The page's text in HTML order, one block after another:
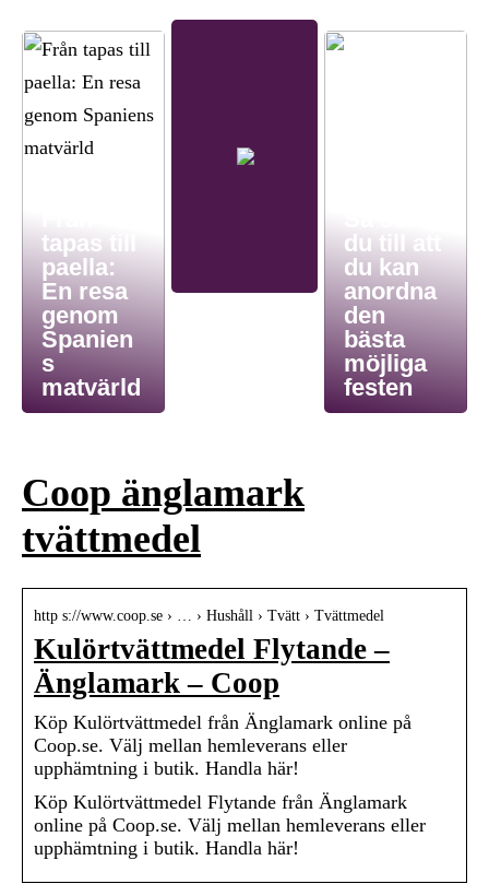
tapas till
paella:
En resa
genom
Spanien
s
matvärld
du till att
du kan
anordna
den
bästa
möjliga
festen
Coop änglamark
tvättmedel
http s://www.coop.se › … › Hushåll › Tvätt › Tvättmedel
Kulörtvättmedel Flytande –
Änglamark – Coop
Köp Kulörtvättmedel från Änglamark online på
Coop.se. Välj mellan hemleverans eller
upphämtning i butik. Handla här!
Köp Kulörtvättmedel Flytande från Änglamark
online på Coop.se. Välj mellan hemleverans eller
upphämtning i butik. Handla här!